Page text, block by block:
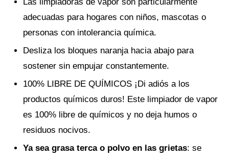
adecuadas para hogares con niños, mascotas o
personas con intolerancia química.
Desliza los bloques naranja hacia abajo para
sostener sin empujar constantemente.
100% LIBRE DE QUÍMICOS ¡Di adiós a los
productos químicos duros! Este limpiador de vapor
es 100% libre de químicos y no deja humos o
residuos nocivos.
Ya sea grasa terca o polvo en las grietas: se